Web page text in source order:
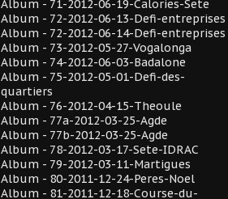
Album - 71-2012-06-19-Calories-Sete
Album - 72-2012-06-13-Defi-entreprises
Album - 72-2012-06-14-Defi-entreprises
Album - 73-2012-05-27-Vogalonga
Album - 74-2012-06-03-Badalone
Album - 75-2012-05-01-Defi-des-
quartiers
Album - 76-2012-04-15-Theoule
Album - 77a-2012-03-25-Agde
Album - 77b-2012-03-25-Agde
Album - 78-2012-03-17-Sete-IDRAC
Album - 79-2012-03-11-Martigues
Album - 80-2011-12-24-Peres-Noel
Album - 81-2011-12-18-Course-du-